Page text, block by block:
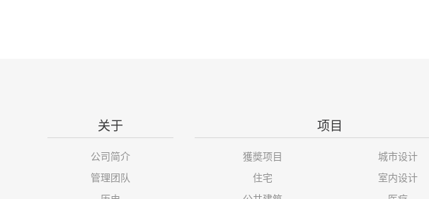
关于
公司简介
管理团队
项目
獲奬项目
住宅
城市设计
室内设计